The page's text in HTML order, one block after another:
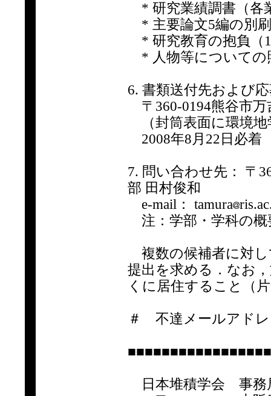
* 研究業績調書（各
* 主要論文5編の別
* 研究教育の抱負（
* 人物等についての
6. 書類送付先および
〒360-0194熊谷市万
（封筒表面に環境地
2008年8月22日必着
7. 問い合わせ先： 〒
部 田村俊和
e-mail： tamura
注：学部・学科の
複数の候補者に対し
提出を求める．なお
くに居住すること（
＃ 不達メールアド
日本堆積学会 事務